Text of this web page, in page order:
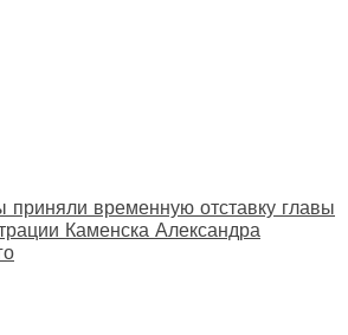
приняли временную отставку главы
Каменска Александра